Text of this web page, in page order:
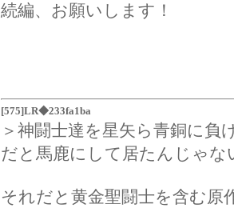
続編、お願いします！
[575]LR◆233fa1ba
＞神闘士達を星矢ら青銅に
だと馬鹿にして居たんじゃな
それだと黄金聖闘士を含む